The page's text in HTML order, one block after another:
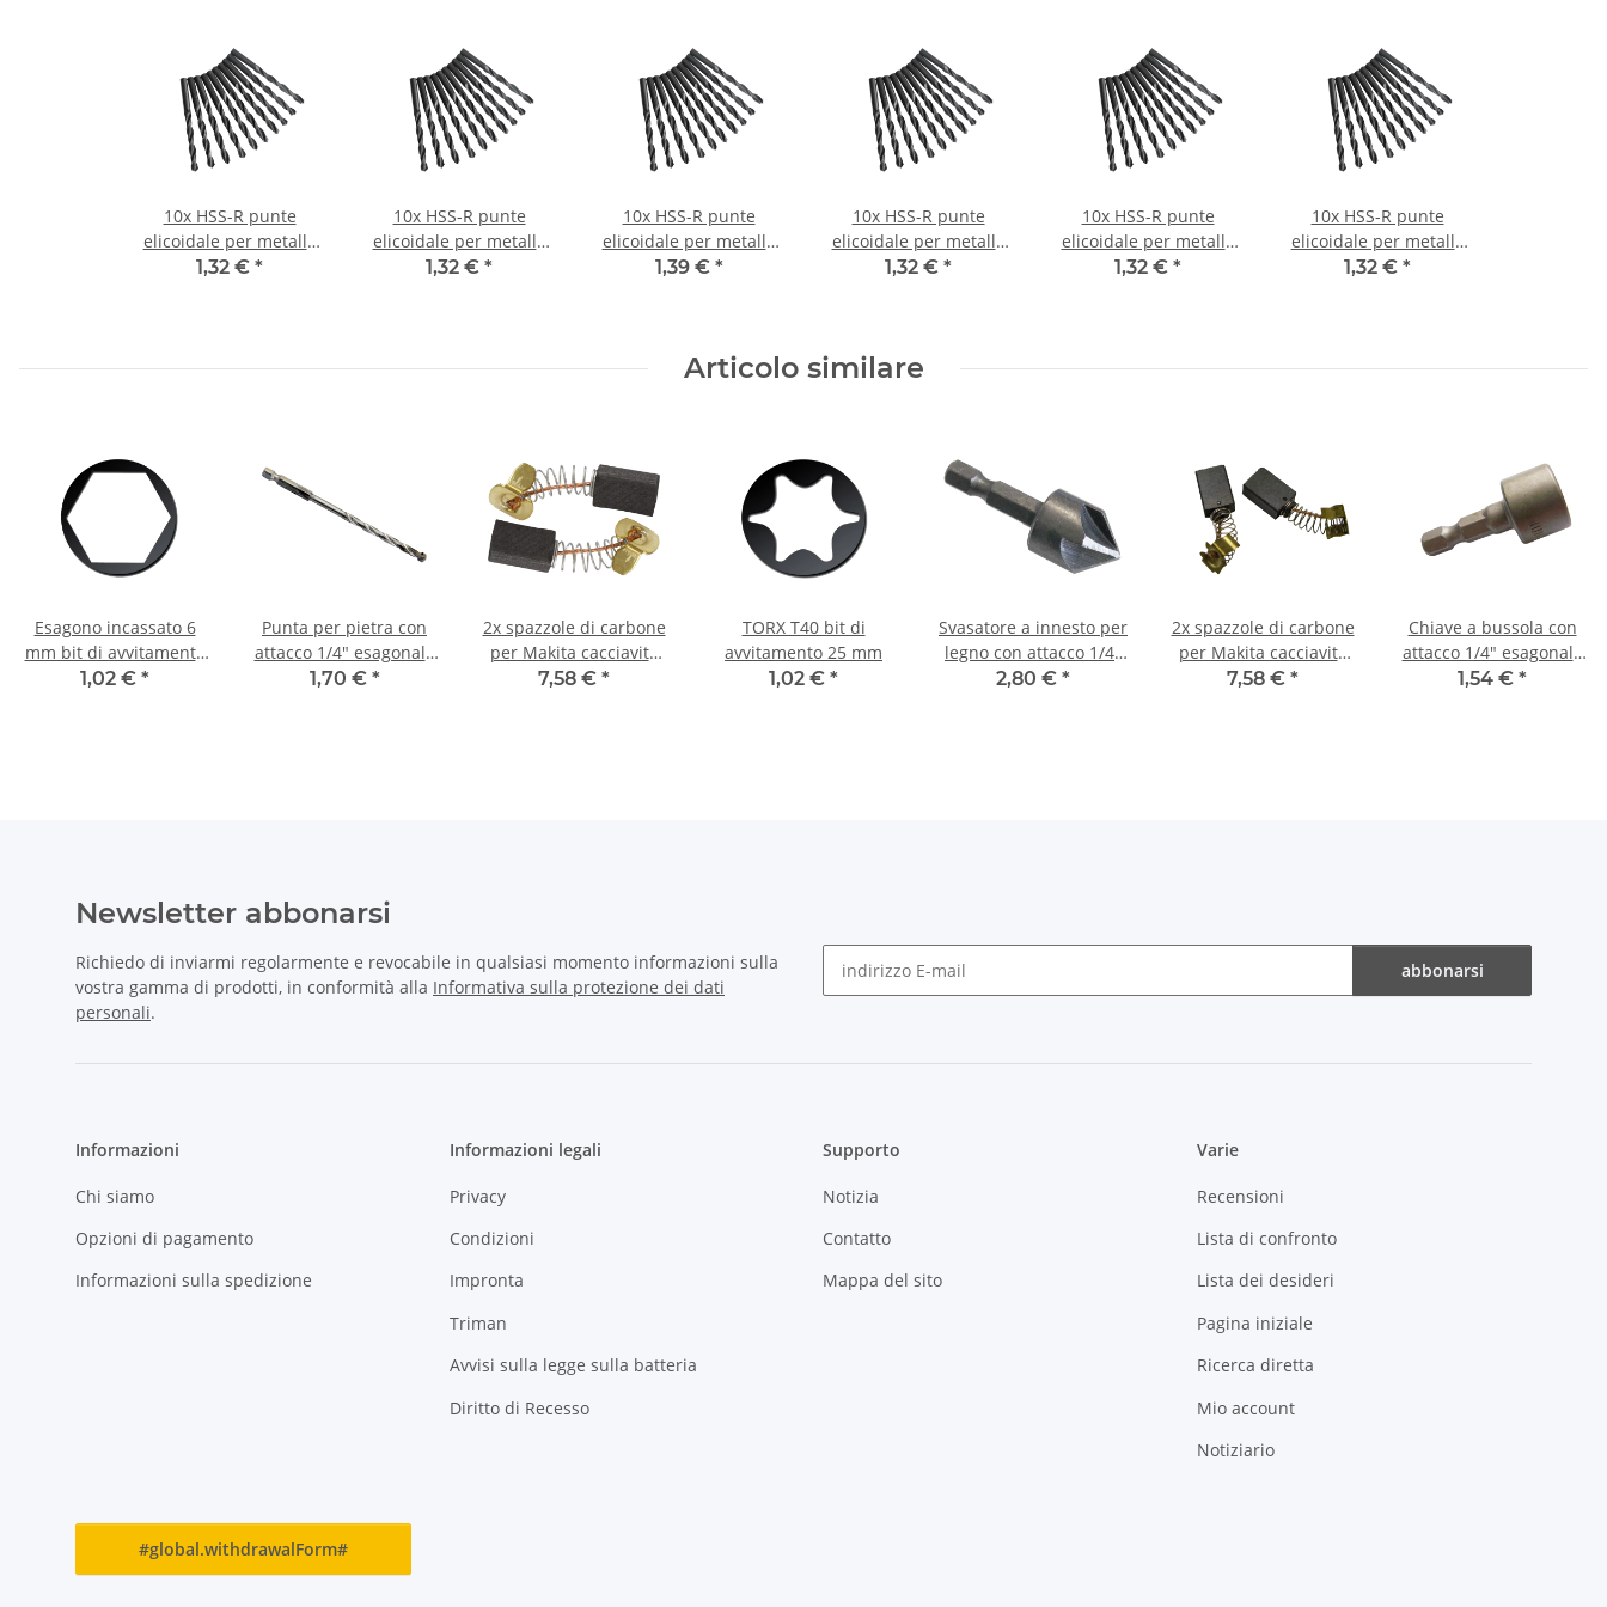
10x HSS-R punte
elicoidale per metallo
DIN338N Ø 1,5 mm
1,32 € *
10x HSS-R punte
elicoidale per metallo
DIN338N Ø 0,4 mm
1,32 € *
10x HSS-R punte
elicoidale per metallo
DIN338N Ø 0,5 mm
1,39 € *
10x HSS-R punte
elicoidale per metallo
DIN338N Ø 0,6 mm
1,32 € *
10x HSS-R punte
elicoidale per metallo
DIN338N Ø 0,7 mm
1,32 € *
10x HSS-R punte
elicoidale per metallo
DIN338N Ø 1 mm
1,32 € *
Articolo similare
Esagono incassato 6
mm bit di avvitamento
25 mm
1,02 € *
Punta per pietra con
attacco 1/4" esagonale
Ø 5 mm
1,70 € *
2x spazzole di carbone
per Makita cacciavite
per caricatore 6833 5 x
7,58 € *
TORX T40 bit di
avvitamento 25 mm
1,02 € *
Svasatore a innesto per
legno con attacco 1/4"
esagonale 16 mm
2,80 € *
2x spazzole di carbone
per Makita cacciavite
6807 8,9 x 5,9 x 12,9
7,58 € *
Chiave a bussola con
attacco 1/4" esagonale
11 mm
1,54 € *
Newsletter abbonarsi
Richiedo di inviarmi regolarmente e revocabile in qualsiasi momento informazioni sulla
vostra gamma di prodotti, in conformità alla Informativa sulla protezione dei dati
personali.
abbonarsi
Informazioni
Chi siamo
Opzioni di pagamento
Informazioni sulla spedizione
Informazioni legali
Privacy
Condizioni
Impronta
Triman
Avvisi sulla legge sulla batteria
Diritto di Recesso
Supporto
Notizia
Contatto
Mappa del sito
Varie
Recensioni
Lista di confronto
Lista dei desideri
Pagina iniziale
Ricerca diretta
Mio account
Notiziario
#global.withdrawalForm#